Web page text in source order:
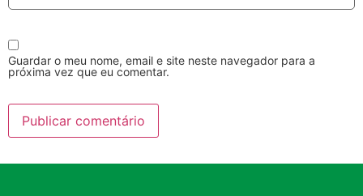
Guardar o meu nome, email e site neste navegador para a
próxima vez que eu comentar.
Lavagem Manual